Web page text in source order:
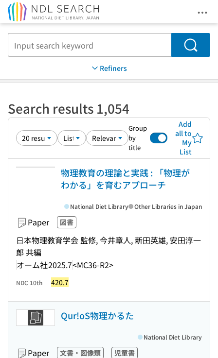
Search
Refiners
Search results 1,054
Group
by
title
Add
all to
My
List
物理教育の理論と実践 : 「物理が
わかる」を育むアプローチ
Paper 図書
日本物理教育学会 監修, 今井章人, 新田英雄, 安田淳一
郎 共編
オーム社2025.7<MC36-R2>
National Diet Library Other Libraries in Japan
NDC 10th 420.7
Qur!oS物理かるた
Paper 文書・図像類 児童書
National Diet Library